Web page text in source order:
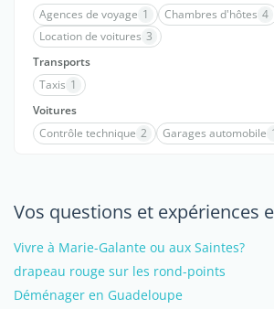
Agences de voyage 1 Chambres d'hôtes 4
Location de voitures 3
Transports
Taxis 1
Voitures
Contrôle technique 2 Garages automobile 1
Vos questions et expériences
Vivre à Marie-Galante ou aux Saintes?
drapeau rouge sur les rond-points
Déménager en Guadeloupe